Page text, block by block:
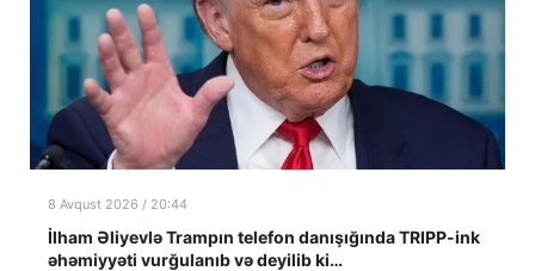
8 Avqust 2026 / 20:44
İlham Əliyevlə Trampın telefon danışığında TRIPP-ink
əhəmiyyəti vurğulanıb və deyilib ki…